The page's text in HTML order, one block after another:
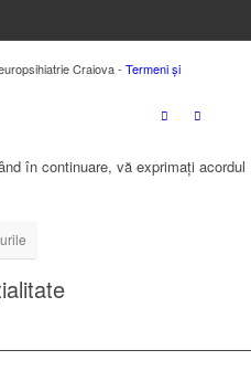
Craiova - Termeni și
în continuare, vă exprimați acordul